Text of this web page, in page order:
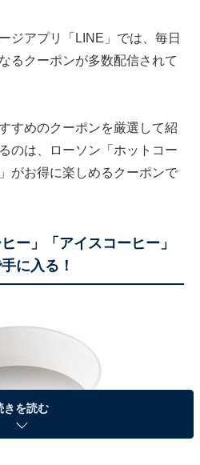
ジアプリ「LINE」では、毎日
るクーポンが多数配信されて
すめのクーポンを厳選して紹
のは、ローソン「ホットコー
がお得に楽しめるクーポンで
ー」「アイスコーヒー」
に入る！
きを読む